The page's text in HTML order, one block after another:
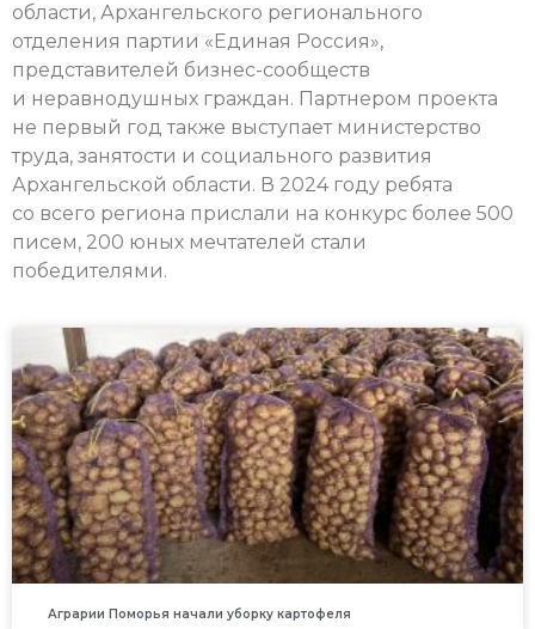
области, Архангельского регионального
отделения партии «Единая Россия»,
представителей бизнес-сообществ
и неравнодушных граждан. Партнером проекта
не первый год также выступает министерство
труда, занятости и социального развития
Архангельской области. В 2024 году ребята
со всего региона прислали на конкурс более 500
писем, 200 юных мечтателей стали
победителями.
Аграрии Поморья начали уборку картофеля